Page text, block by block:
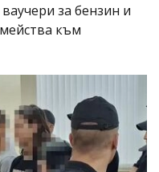
за бензин и
към